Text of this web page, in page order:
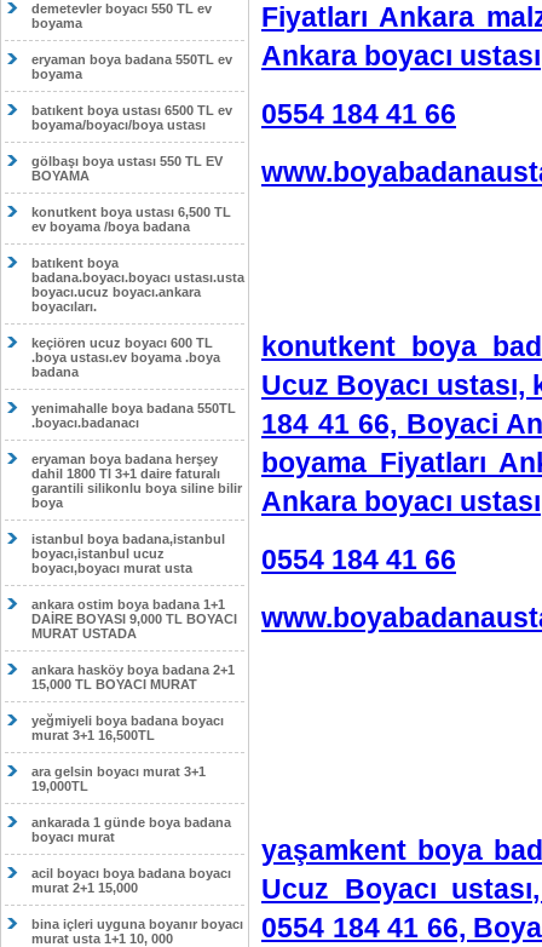
demetevler boyacı 550 TL ev
boyama
eryaman boya badana 550TL ev
boyama
batıkent boya ustası 6500 TL ev
boyama/boyacı/boya ustası
gölbaşı boya ustası 550 TL EV
BOYAMA
konutkent boya ustası 6,500 TL
ev boyama /boya badana
batıkent boya
badana.boyacı.boyacı ustası.usta
boyacı.ucuz boyacı.ankara
boyacıları.
keçiören ucuz boyacı 600 TL
.boya ustası.ev boyama .boya
badana
yenimahalle boya badana 550TL
.boyacı.badanacı
eryaman boya badana herşey
dahil 1800 Tl 3+1 daire faturalı
garantili silikonlu boya siline bilir
boya
istanbul boya badana,istanbul
boyacı,istanbul ucuz
boyacı,boyacı murat usta
ankara ostim boya badana 1+1
DAİRE BOYASI 9,000 TL BOYACI
MURAT USTADA
ankara hasköy boya badana 2+1
15,000 TL BOYACI MURAT
yeğmiyeli boya badana boyacı
murat 3+1 16,500TL
ara gelsin boyacı murat 3+1
19,000TL
ankarada 1 günde boya badana
boyacı murat
acil boyacı boya badana boyacı
murat 2+1 15,000
bina içleri uyguna boyanır boyacı
murat usta 1+1 10, 000
Fiyatları Ankara
Ankara boyacı ustası
0554 184 41 66
konutkent boya
Ucuz Boyacı ustası,
184 41 66, Boyaci
boyama Fiyatları
Ankara boyacı ustası
0554 184 41 66
yaşamkent boya
Ucuz Boyacı
0554 184 41 66,